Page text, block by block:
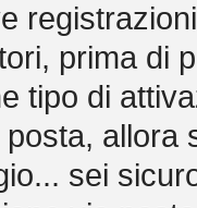
prima di
tipo di
allora
sei